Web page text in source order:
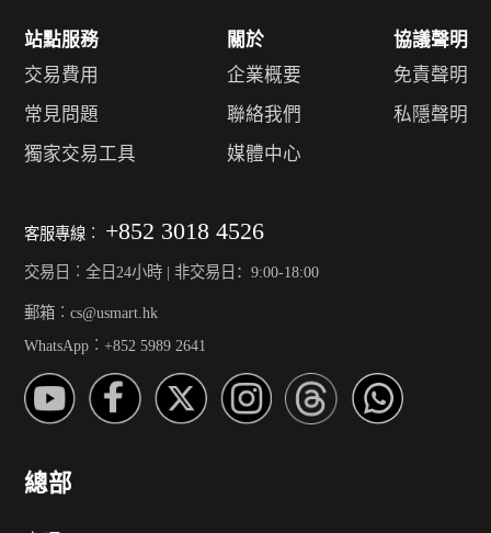
站點服務
交易費用
常見問題
獨家交易工具
關於
企業概要
聯絡我們
媒體中心
協議聲明
免責聲明
私隱聲明
客服專線︰ +852 3018 4526
交易日︰全日24小時 | 非交易日：9:00-18:00
郵箱︰cs@usmart.hk
WhatsApp︰+852 5989 2641
總部